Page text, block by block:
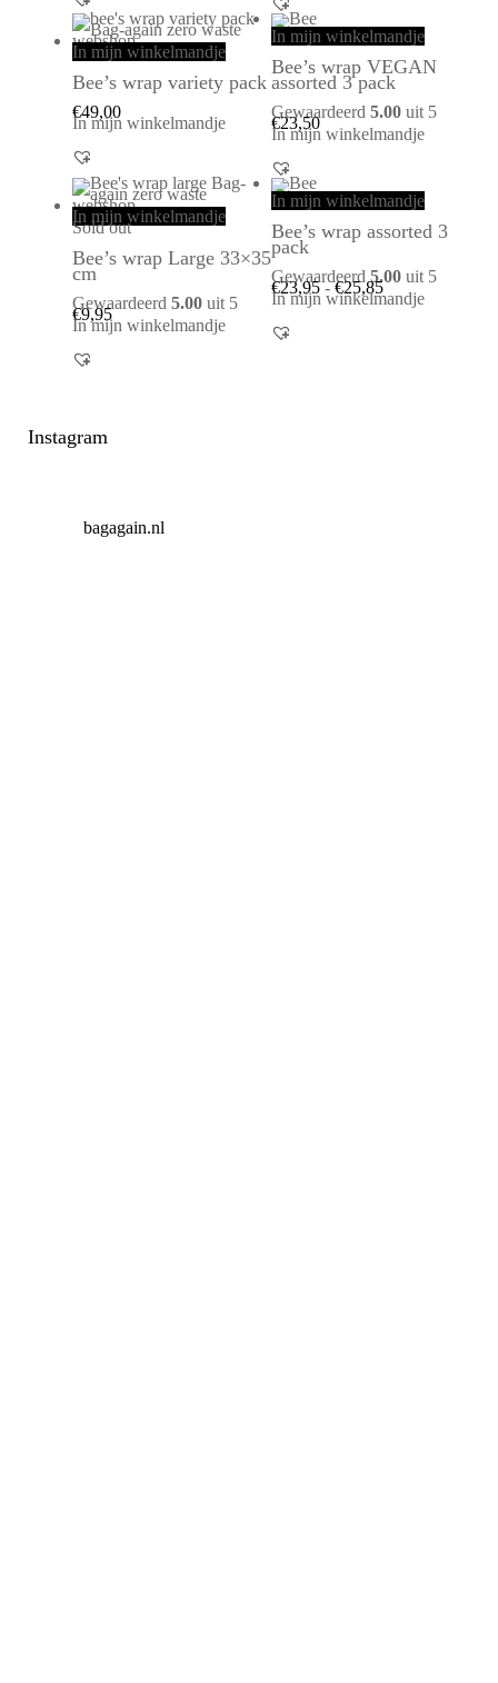
In mijn winkelmandje
Bee’s wrap variety pack
€49,00
In mijn winkelmandje
In mijn winkelmandje
Bee’s wrap VEGAN
assorted 3 pack
Gewaardeerd 5.00 uit 5
€23,50
In mijn winkelmandje
In mijn winkelmandje
Sold out
Bee’s wrap Large 33×35
cm
Gewaardeerd 5.00 uit 5
€9,95
In mijn winkelmandje
In mijn winkelmandje
Bee’s wrap assorted 3
pack
Gewaardeerd 5.00 uit 5
€23,95 - €25,85
In mijn winkelmandje
Instagram
bagagain.nl